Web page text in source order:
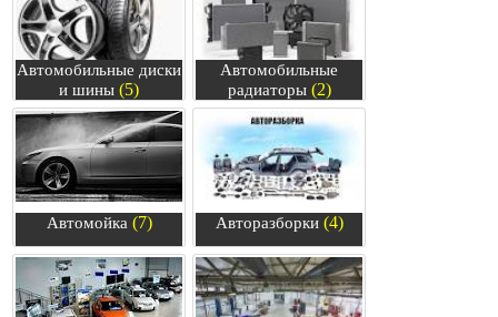
Автомобильные диски
и шины (5)
Автомобильные
радиаторы(2)
Автомойка (7) Авторазборки(4)